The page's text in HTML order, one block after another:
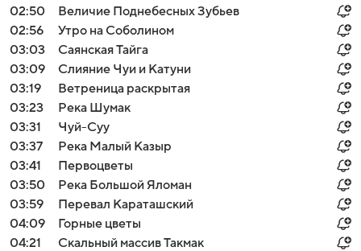
02:50
Величие Поднебесных Зубьев
02:56
Утро на Соболином
03:03
Саянская Тайга
03:09
Слияние Чуи и Катуни
03:19
Ветреница раскрытая
03:23
Река Шумак
03:31
Чуй-Суу
03:37
Река Малый Казыр
03:41
Первоцветы
03:50
Река Большой Яломан
03:59
Перевал Караташский
04:09
Горные цветы
04:21
Скальный массив Такмак